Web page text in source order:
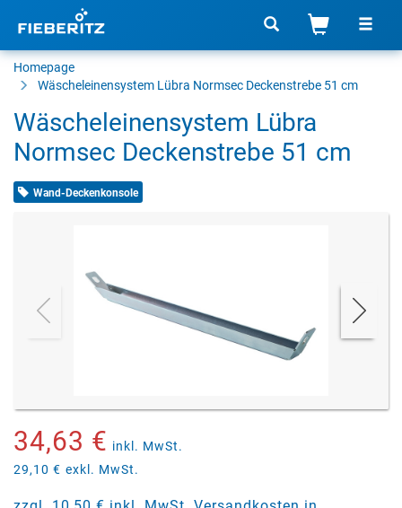
Homepage
Wäscheleinensystem Lübra Normsec Deckenstrebe 51 cm
Wäscheleinensystem Lübra
Normsec Deckenstrebe 51 cm
Wand-Deckenkonsole
34,63 € inkl. MwSt.
29,10 € exkl. MwSt.